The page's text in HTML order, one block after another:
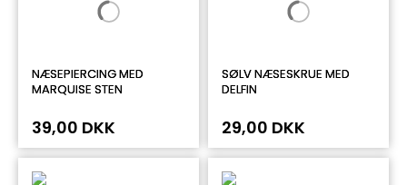
NÆSEPIERCING MED
MARQUISE STEN
39,00 DKK
SØLV NÆSESKRUE MED
DELFIN
29,00 DKK